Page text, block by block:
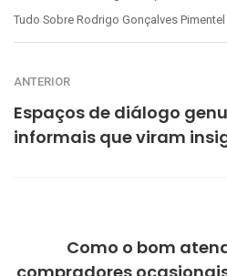
Tudo Sobre Rodrigo Gonçalves Pimentel
ANTERIOR
Espaços de diálogo
informais que viram
Como o bom